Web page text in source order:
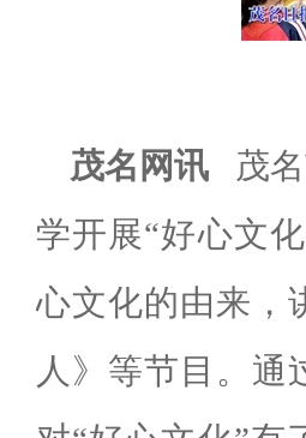
茂名网讯
茂
学开展“好心文化
心文化的由来，
人》等节目。通